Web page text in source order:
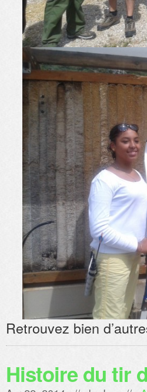
Retrouvez bien
Histoire du tir